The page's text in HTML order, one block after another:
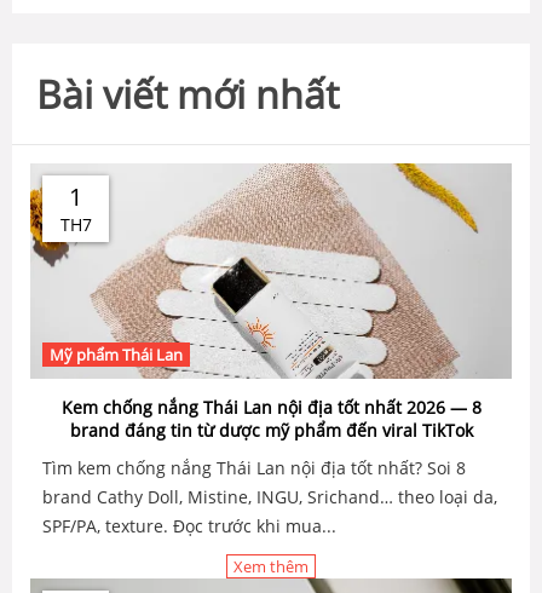
Bài viết mới nhất
1
TH7
Mỹ phẩm Thái Lan
Kem chống nắng Thái Lan nội địa tốt nhất 2026 — 8
brand đáng tin từ dược mỹ phẩm đến viral TikTok
Tìm kem chống nắng Thái Lan nội địa tốt nhất? Soi 8
brand Cathy Doll, Mistine, INGU, Srichand… theo loại da,
SPF/PA, texture. Đọc trước khi mua...
Xem thêm